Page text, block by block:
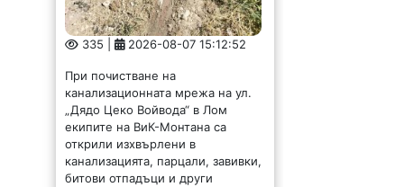
335 | 2026-08-07 15:12:52
При почистване на
канализационната мрежа на ул.
„Дядо Цеко Войвода“ в Лом
екипите на ВиК-Монтана са
открили изхвърлени в
канализацията, парцали, завивки,
битови отпадъци и други